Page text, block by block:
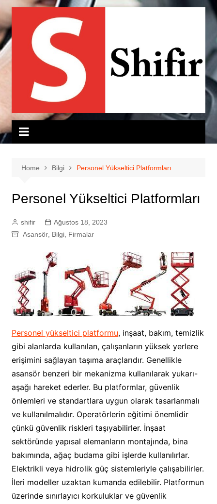
Skip
to
content
Home Bilgi Personel Yükseltici Platformları
Personel Yükseltici Platformları
shifir
Ağustos 18, 2023
Asansör, Bilgi, Firmalar
Personel yükseltici platformu, inşaat, bakım, temizlik
gibi alanlarda kullanılan, çalışanların yüksek yerlere
erişimini sağlayan taşıma araçlarıdır. Genellikle
asansör benzeri bir mekanizma kullanılarak yukarı-
aşağı hareket ederler. Bu platformlar, güvenlik
önlemleri ve standartlara uygun olarak tasarlanmalı
ve kullanılmalıdır. Operatörlerin eğitimi önemlidir
çünkü güvenlik riskleri taşıyabilirler. İnşaat
sektöründe yapısal elemanların montajında, bina
bakımında, ağaç budama gibi işlerde kullanılırlar.
Elektrikli veya hidrolik güç sistemleriyle çalışabilirler.
İleri modeller uzaktan kumanda edilebilir. Platformun
üzerinde sınırlayıcı korkuluklar ve güvenlik